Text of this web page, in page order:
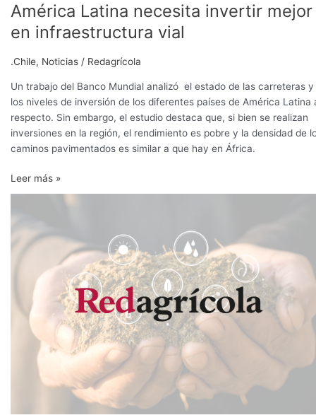
América Latina necesita invertir mejor
en infraestructura vial
.Chile, Noticias / Redagrícola
Un trabajo del Banco Mundial analizó el estado de las carreteras y
los niveles de inversión de los diferentes países de América Latina
respecto. Sin embargo, el estudio destaca que, si bien se realizan
inversiones en la región, el rendimiento es pobre y la densidad de
caminos pavimentados es similar a que hay en África.
Leer más »
tecnologias
reducir
tiempo
revestir
canales